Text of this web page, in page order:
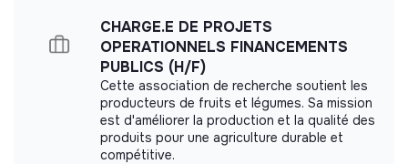
philanthropie de la confiance).
Identifier desopportunités de cofinancement
avec d’autres fonds ou fondations.
Force de proposition:
Proposer desaxes d’améliorationpour la stratégie de
levée de fonds
Did not yet add a transparency document.
CHARGE.E DE PROJETS
OPERATIONNELS FINANCEMENTS
PUBLICS (H/F)
Cette association de recherche soutient les
producteurs de fruits et légumes. Sa mission
est d'améliorer la production et la qualité des
produits pour une agriculture durable et
compétitive.